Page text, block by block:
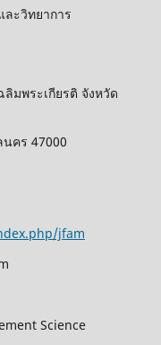
ะวิทยาการ
มพระเกียรติ จังหวัด
นคร 47000
jfam
Science